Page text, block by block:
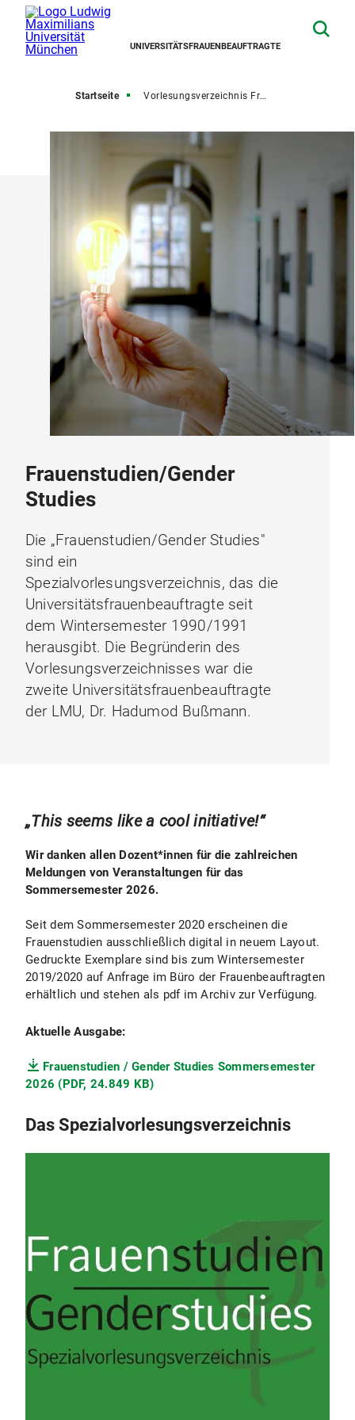
UNIVERSITÄTSFRAUENBEAUFTRAGTE
Startseite Vorlesungsverzeichnis Frauenstudien / Gender Studies
Frauenstudien/Gender
Studies
Die „Frauenstudien/Gender Studies"
sind ein
Spezialvorlesungsverzeichnis, das die
Universitätsfrauenbeauftragte seit
dem Wintersemester 1990/1991
herausgibt. Die Begründerin des
Vorlesungsverzeichnisses war die
zweite Universitätsfrauenbeauftragte
der LMU, Dr. Hadumod Bußmann.
„This seems like a cool initiative!“
Wir danken allen Dozent*innen für die zahlreichen
Meldungen von Veranstaltungen für das
Sommersemester 2026.
Seit dem Sommersemester 2020 erscheinen die
Frauenstudien ausschließlich digital in neuem Layout.
Gedruckte Exemplare sind bis zum Wintersemester
2019/2020 auf Anfrage im Büro der Frauenbeauftragten
erhältlich und stehen als pdf im Archiv zur Verfügung.
Aktuelle Ausgabe:
Frauenstudien / Gender Studies Sommersemester
2026 (PDF, 24.849 KB)
Das Spezialvorlesungsverzeichnis